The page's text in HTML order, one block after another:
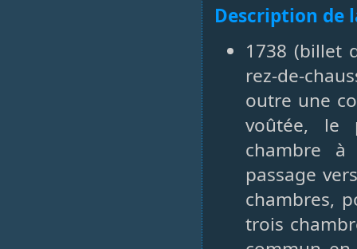
Description de
1738 (billet
rez-de-
outre une
voûtée, le
chambre
passage
chambres,
trois